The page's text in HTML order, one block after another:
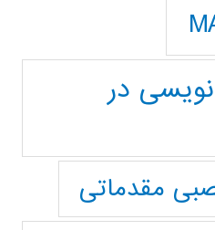
در
مقدماتی